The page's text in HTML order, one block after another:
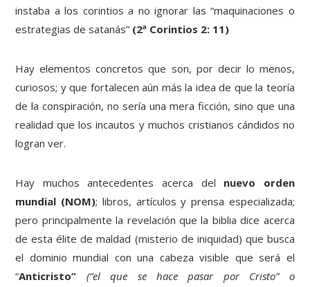
instaba a los corintios a no ignorar las “maquinaciones o
estrategias de satanás” (2ª Corintios 2: 11)
Hay elementos concretos que son, por decir lo menos,
curiosos; y que fortalecen aún más la idea de que la teoría
de la conspiración, no sería una mera ficción, sino que una
realidad que los incautos y muchos cristianos cándidos no
logran ver.
Hay muchos antecedentes acerca del nuevo orden
mundial (NOM); libros, artículos y prensa especializada;
pero principalmente la revelación que la biblia dice acerca
de esta élite de maldad (misterio de iniquidad) que busca
el dominio mundial con una cabeza visible que será el
“Anticristo”
(“el que se hace pasar por Cristo” o